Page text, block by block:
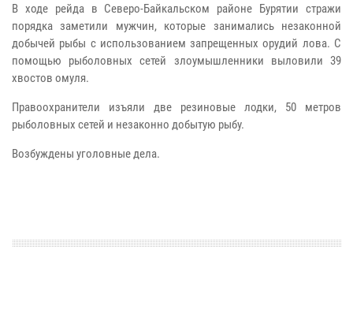
В ходе рейда в Северо-Байкальском районе Бурятии стражи
порядка заметили мужчин, которые занимались незаконной
добычей рыбы с использованием запрещенных орудий лова. С
помощью рыболовных сетей злоумышленники выловили 39
хвостов омуля.
Правоохранители изъяли две резиновые лодки, 50 метров
рыболовных сетей и незаконно добытую рыбу.
Возбуждены уголовные дела.